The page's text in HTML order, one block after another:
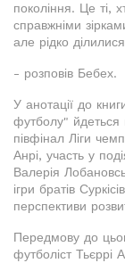
покоління. Це
справжніми
але рідко
- розповів Бебех.
У анотації до
футболу"
півфінал Ліги
Анрі, участь у
Валерія
ігри братів
перспективи
Передмову до
футболіст Тьєррі